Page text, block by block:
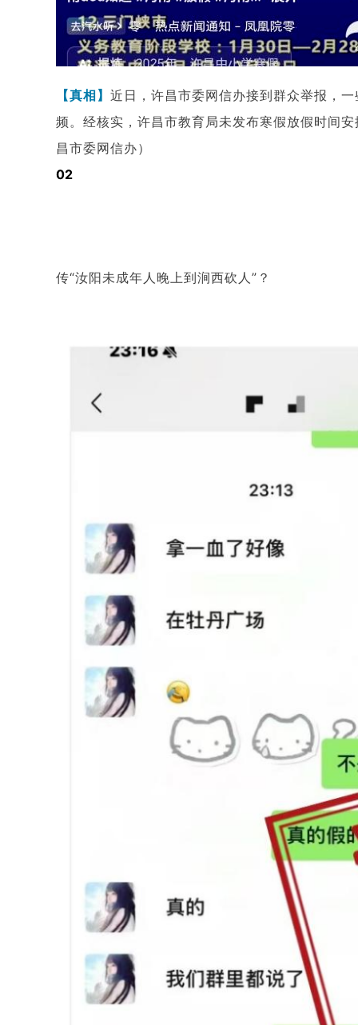
【真相】 近日，许昌市委网信办接到群众举报，
频。经核实，许昌市教育局未发布寒假放假时间
昌市委网信办）
02
传“汝阳未成年人晚上到涧西砍人”？